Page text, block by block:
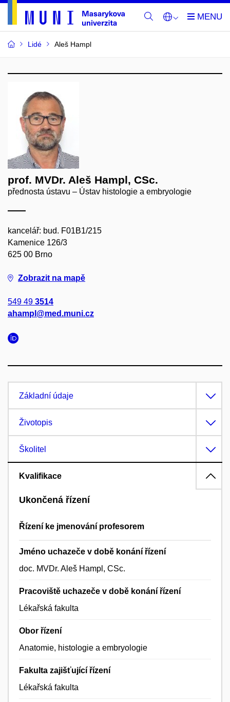
Lidé Aleš Hampl
prof. MVDr. Aleš Hampl, CSc.
přednosta ústavu – Ústav histologie a embryologie
kancelář: bud. F01B1/215
Kamenice 126/3
625 00 Brno
Zobrazit na mapě
549 49 3514
ahampl@med.muni.cz
Základní údaje
Životopis
Školitel
Kvalifikace
Ukončená řízení
Řízení ke jmenování profesorem
Jméno uchazeče v době konání řízení
doc. MVDr. Aleš Hampl, CSc.
Pracoviště uchazeče v době konání řízení
Lékařská fakulta
Obor řízení
Anatomie, histologie a embryologie
Fakulta zajišťující řízení
Lékařská fakulta